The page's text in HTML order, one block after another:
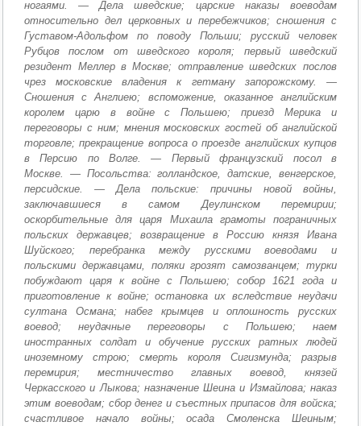
ногаями. — Дела шведские; царские наказы воеводам
относительно дел церковных и перебежчиков; сношения с
Густавом-Адольфом по поводу Польши; русский человек
Рубцов послом от шведского короля; первый шведский
резидент Меллер в Москве; отправление шведских послов
чрез московские владения к гетману запорожскому. —
Сношения с Англиею; вспоможение, оказанное английским
королем царю в войне с Польшею; приезд Мерика и
переговоры с ним; мнения московских гостей об английской
торговле; прекращение вопроса о проезде английских купцов
в Персию по Волге. — Первый французский посол в
Москве. — Посольства: голландское, датские, венгерское,
персидские. — Дела польские: причины новой войны,
заключавшиеся в самом Деулинском перемирии;
оскорбительные для царя Михаила грамоты пограничных
польских державцев; возвращение в Россию князя Ивана
Шуйского; перебранка между русскими воеводами и
польскими державцами, поляки грозят самозванцем; турки
побуждают царя к войне с Польшею; собор 1621 года и
приготовление к войне; остановка их вследствие неудачи
султана Османа; набег крымцев и оплошность русских
воевод; неудачные переговоры с Польшею; наем
иностранных солдат и обучение русских ратных людей
иноземному строю; смерть короля Сигизмунда; разрыв
перемирия; местничество главных воевод, князей
Черкасского и Лыкова; назначение Шеина и Измайлова; наказ
этим воеводам; сбор денег и съестных припасов для войска;
счастливое начало войны; осада Смоленска Шеиным;